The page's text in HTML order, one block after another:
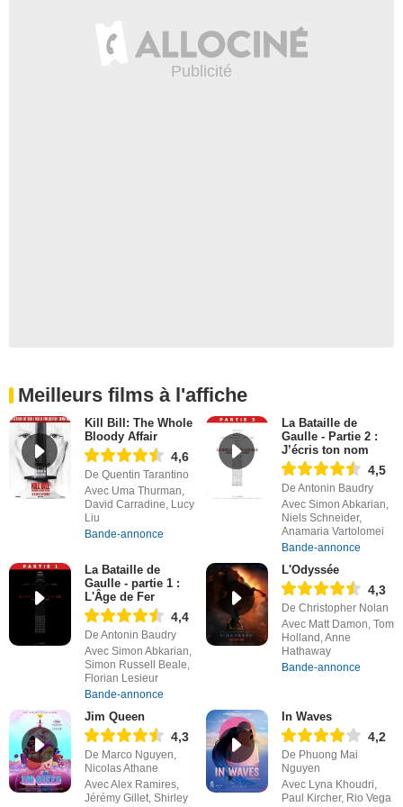
Meilleurs films à l'affiche
Kill Bill: The Whole
Bloody Affair
4,6
De Quentin Tarantino
Avec Uma Thurman,
David Carradine, Lucy
Liu
Bande-annonce
La Bataille de
Gaulle - Partie 2 :
J’écris ton nom
4,5
De Antonin Baudry
Avec Simon Abkarian,
Niels Schneider,
Anamaria Vartolomei
Bande-annonce
La Bataille de
Gaulle - partie 1 :
L'Âge de Fer
4,4
De Antonin Baudry
Avec Simon Abkarian,
Simon Russell Beale,
Florian Lesieur
Bande-annonce
L'Odyssée
4,3
De Christopher Nolan
Avec Matt Damon, Tom
Holland, Anne
Hathaway
Bande-annonce
Jim Queen
4,3
De Marco Nguyen,
Nicolas Athane
Avec Alex Ramires,
Jérémy Gillet, Shirley
In Waves
4,2
De Phuong Mai
Nguyen
Avec Lyna Khoudri,
Paul Kircher, Rio Vega